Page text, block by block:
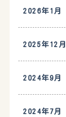
2026年1月
2025年12月
2024年9月
2024年7月